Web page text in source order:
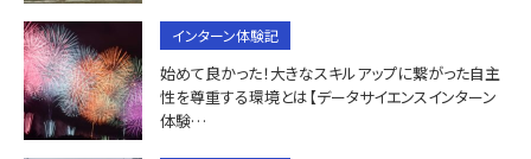
インターン体験記
始めて良かった！大きなスキルアップに繋がった自主
性を尊重する環境とは【データサイエンスインターン
体験…